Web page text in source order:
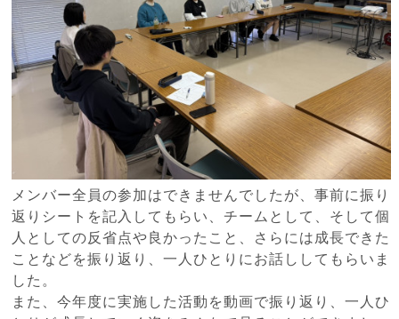
メンバー全員の参加はできませんでしたが、事前に振り
返りシートを記入してもらい、チームとして、そして個
人としての反省点や良かったこと、さらには成長できた
ことなどを振り返り、一人ひとりにお話ししてもらいま
した。
また、今年度に実施した活動を動画で振り返り、一人ひ